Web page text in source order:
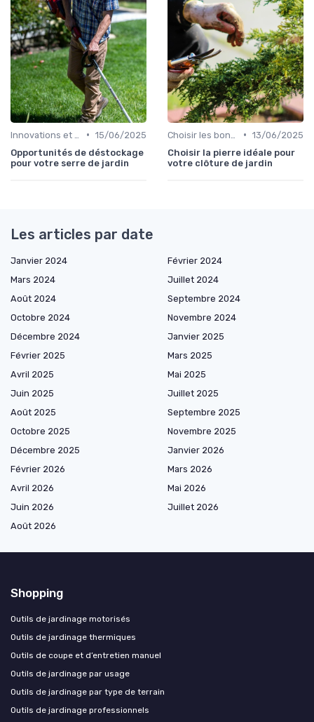
• 15/06/2025
Opportunités de déstockage
pour votre serre de jardin
• 13/06/2025
Choisir la pierre idéale pour
votre clôture de jardin
Les articles par date
Janvier 2024
Février 2024
Mars 2024
Juillet 2024
Août 2024
Septembre 2024
Octobre 2024
Novembre 2024
Décembre 2024
Janvier 2025
Février 2025
Mars 2025
Avril 2025
Mai 2025
Juin 2025
Juillet 2025
Août 2025
Septembre 2025
Octobre 2025
Novembre 2025
Décembre 2025
Janvier 2026
Février 2026
Mars 2026
Avril 2026
Mai 2026
Juin 2026
Juillet 2026
Août 2026
Shopping
Outils de jardinage motorisés
Outils de jardinage thermiques
Outils de coupe et d’entretien manuel
Outils de jardinage par usage
Outils de jardinage par type de terrain
Outils de jardinage professionnels